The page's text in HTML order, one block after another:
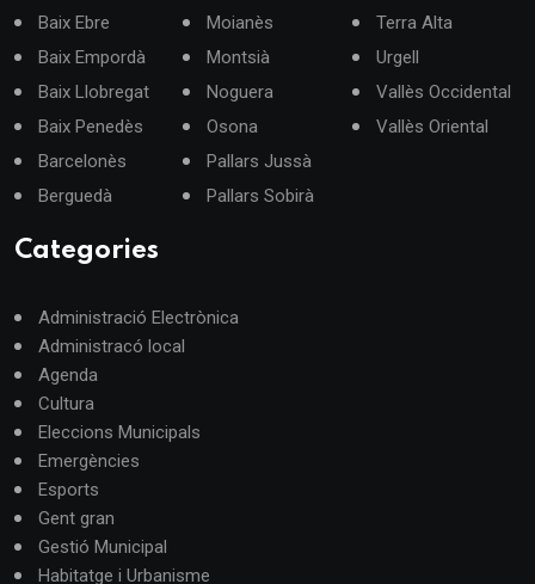
Baix Ebre
Baix Empordà
Baix Llobregat
Baix Penedès
Barcelonès
Berguedà
Moianès
Montsià
Noguera
Osona
Pallars Jussà
Pallars Sobirà
Terra Alta
Urgell
Vallès Occidental
Vallès Oriental
Categories
Administració Electrònica
Administracó local
Agenda
Cultura
Eleccions Municipals
Emergències
Esports
Gent gran
Gestió Municipal
Habitatge i Urbanisme